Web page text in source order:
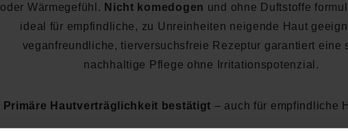
oder Wärmegefühl. Nicht komedogen und ohne Duftstoffe
ideal für empfindliche, zu Unreinheiten neigende Haut
veganfreundliche, tierversuchsfreie Rezeptur garantiert eine
nachhaltige Pflege ohne Irritationspotenzial.
Primäre Hautverträglichkeit bestätigt – auch für empfindliche